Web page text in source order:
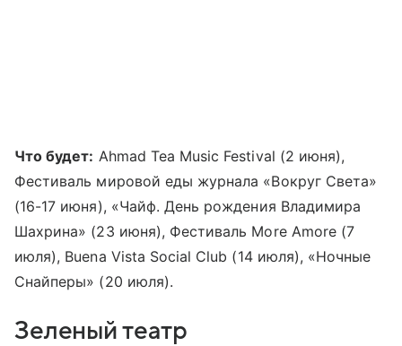
Что будет: Ahmad Tea Music Festival (2 июня),
Фестиваль мировой еды журнала «Вокруг Света»
(16-17 июня), «Чайф. День рождения Владимира
Шахрина» (23 июня), Фестиваль More Amore (7
июля), Buena Vista Social Club (14 июля), «Ночные
Снайперы» (20 июля).
Зеленый театр